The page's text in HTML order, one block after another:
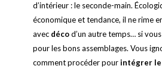
d’intérieur : le seconde-main.
économique et tendance, il ne rime
avec décod’un autre temps… si
pour les bons assemblages. Vous
comment procéder pourintégrer le